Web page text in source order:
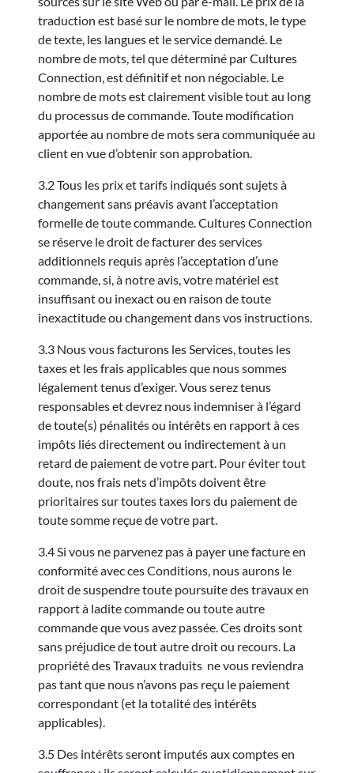
traduction est basé sur le nombre de mots, le type
de texte, les langues et le service demandé. Le
nombre de mots, tel que déterminé par Cultures
Connection, est définitif et non négociable. Le
nombre de mots est clairement visible tout au long
du processus de commande. Toute modification
apportée au nombre de mots sera communiquée au
client en vue d’obtenir son approbation.
3.2 Tous les prix et tarifs indiqués sont sujets à
changement sans préavis avant l’acceptation
formelle de toute commande. Cultures Connection
se réserve le droit de facturer des services
additionnels requis après l’acceptation d’une
commande, si, à notre avis, votre matériel est
insuffisant ou inexact ou en raison de toute
inexactitude ou changement dans vos instructions.
3.3 Nous vous facturons les Services, toutes les
taxes et les frais applicables que nous sommes
légalement tenus d’exiger. Vous serez tenus
responsables et devrez nous indemniser à l’égard
de toute(s) pénalités ou intérêts en rapport à ces
impôts liés directement ou indirectement à un
retard de paiement de votre part. Pour éviter tout
doute, nos frais nets d’impôts doivent être
prioritaires sur toutes taxes lors du paiement de
toute somme reçue de votre part.
3.4 Si vous ne parvenez pas à payer une facture en
conformité avec ces Conditions, nous aurons le
droit de suspendre toute poursuite des travaux en
rapport à ladite commande ou toute autre
commande que vous avez passée. Ces droits sont
sans préjudice de tout autre droit ou recours. La
propriété des Travaux traduits ne vous reviendra
pas tant que nous n’avons pas reçu le paiement
correspondant (et la totalité des intérêts
applicables).
3.5 Des intérêts seront imputés aux comptes en